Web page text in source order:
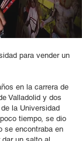
para vender un
en la carrera de
Valladolid y dos
la Universidad
tiempo, se dio
se encontraba en